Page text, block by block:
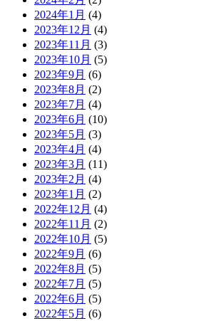
2024年1月 (4)
2023年12月 (4)
2023年11月 (3)
2023年10月 (5)
2023年9月 (6)
2023年8月 (2)
2023年7月 (4)
2023年6月 (10)
2023年5月 (3)
2023年4月 (4)
2023年3月 (11)
2023年2月 (4)
2023年1月 (2)
2022年12月 (4)
2022年11月 (2)
2022年10月 (5)
2022年9月 (6)
2022年8月 (5)
2022年7月 (5)
2022年6月 (5)
2022年5月 (6)